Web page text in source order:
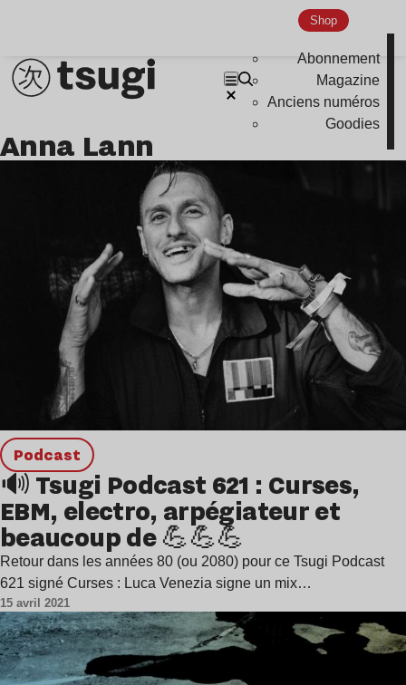
Shop
Abonnement
Magazine
Anciens numéros
Goodies
Anna Lann
podcast
🔊 Tsugi Podcast 621 : Curses,
EBM, electro, arpégiateur et
beaucoup de 💪💪💪
Retour dans les années 80 (ou 2080) pour ce Tsugi Podcast
621 signé Curses : Luca Venezia signe un mix…
15 avril 2021